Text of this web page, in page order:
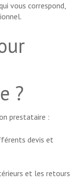
vous correspond,
?
prestataire :
devis et
et les retours